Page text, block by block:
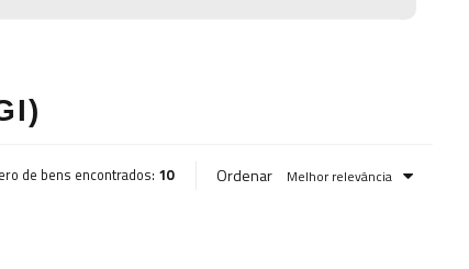
de bens encontrados: 10 Ordenar Melhor relevância